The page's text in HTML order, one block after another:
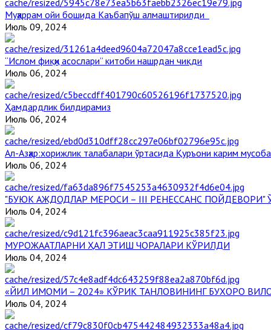
Муҳаррам ойи бошида Каъбапўш алмаштирилди
Июль 09, 2024
“Ислом фиқҳи асослари” китоби нашрдан чиқди
Июль 06, 2024
Ҳамдардлик билдирамиз
Июль 06, 2024
Aл-Aзҳар:хорижлик талабалари ўртасида Қуръони карим
Июль 06, 2024
"БУЮК АЖДОДЛАР МЕРОСИ – III РЕНЕССАНС
Июль 04, 2024
МУРОЖААТЛАРНИ ҲАЛ ЭТИШ ЧОРАЛАРИ КЎРИЛДИ
Июль 04, 2024
«ЙИЛ ИМОМИ – 2024» КЎРИК ТАНЛОВИНИНГ БУХОРО
Июль 04, 2024